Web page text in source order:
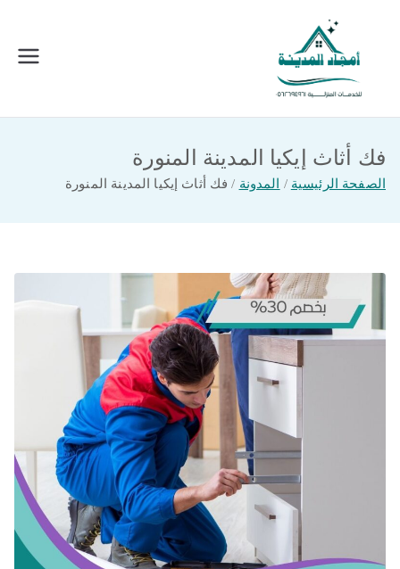
المحتوى
امجاد المدينة للخدمات المنزلية
فك أثاث إيكيا المدينة المنورة
الصفحة الرئيسية المدونة فك أثاث إيكيا المدينة المنورة